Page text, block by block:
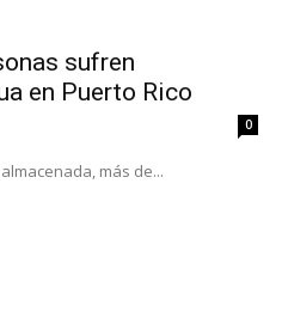
sufren
en Puerto Rico
0
más de...